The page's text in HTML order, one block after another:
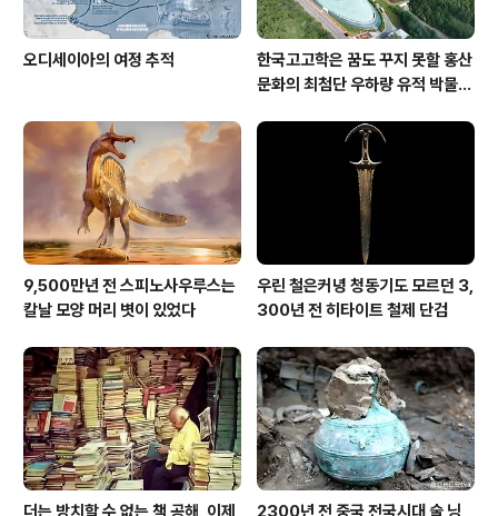
오디세이아의 여정 추적
한국고고학은 꿈도 꾸지 못할 홍산
문화의 최첨단 우하량 유적 박물관
9,500만년 전 스피노사우루스는
칼날 모양 머리 볏이 있었다
우린 철은커녕 청동기도 모르던 3,
300년 전 히타이트 철제 단검